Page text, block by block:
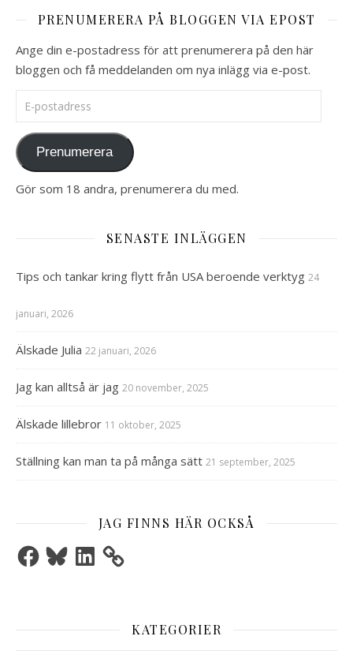
PRENUMERERA PÅ BLOGGEN VIA EPOST
Ange din e-postadress för att prenumerera på den här
bloggen och få meddelanden om nya inlägg via e-post.
E-postadress
Prenumerera
Gör som 18 andra, prenumerera du med.
SENASTE INLÄGGEN
Tips och tankar kring flytt från USA beroende verktyg 24
januari, 2026
Älskade Julia 22 januari, 2026
Jag kan alltså är jag 20 november, 2025
Älskade lillebror 11 oktober, 2025
Ställning kan man ta på många sätt 21 september, 2025
JAG FINNS HÄR OCKSÅ
FacebookBlueskyLinkedIn
KATEGORIER